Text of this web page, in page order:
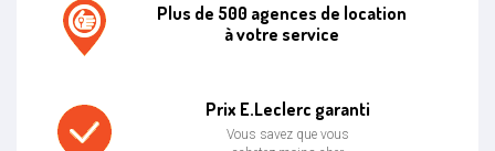
Plus de 500 agences de location
à votre service
Prix E.Leclerc garanti
Vous savez que vous